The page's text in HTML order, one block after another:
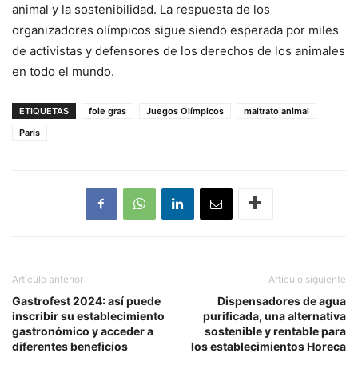
animal y la sostenibilidad. La respuesta de los
organizadores olímpicos sigue siendo esperada por miles
de activistas y defensores de los derechos de los animales
en todo el mundo.
ETIQUETAS foie gras Juegos Olímpicos
maltrato animal
París
Artículo anterior
Gastrofest 2024: así puede
inscribir su establecimiento
gastronómico y acceder a
diferentes beneficios
Artículo siguiente
Dispensadores de agua
purificada, una alternativa
sostenible y rentable para
los establecimientos Horeca